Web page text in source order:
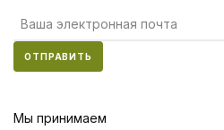
ОТПРАВИТЬ
Мы принимаем